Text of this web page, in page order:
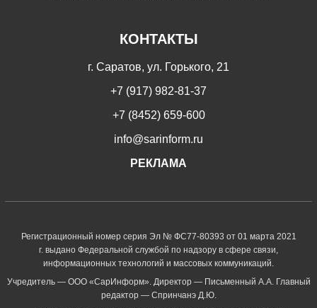
КОНТАКТЫ
г. Саратов, ул. Горького, 21
+7 (917) 982-81-37
+7 (8452) 659-600
info@sarinform.ru
РЕКЛАМА
Регистрационный номер серия Эл № ФС77-80393 от 01 марта 2021
г. выдано Федеральной службой по надзору в сфере связи,
информационных технологий и массовых коммуникаций.
Учредитель — ООО «СарИнформ». Директор — Письменный А.А. Главный
редактор — Спринчанэ Д.Ю.